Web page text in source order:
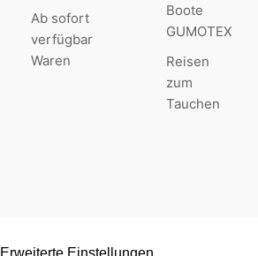
Ab sofort
verfügbar
Waren
Boote
GUMOTEX
Reisen
zum
Tauchen
Erweiterte Einstellungen